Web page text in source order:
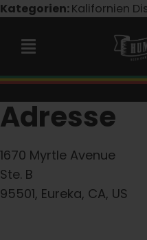
Zum
springen
Kategorien:Kalifornien
Navigation
umschalten
Marley-Kooperation
Autoflower-Samen
Adresse
1670 Myrtle Avenue
Ste. B
95501, Eureka, CA, US